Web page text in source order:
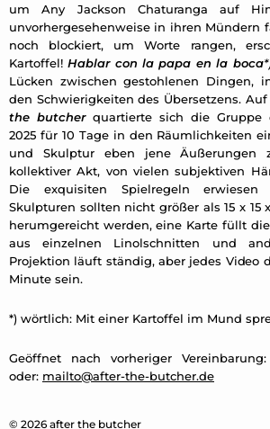
um Any Jackson Chaturanga auf
unvorhergesehenweise in ihren Mündern
noch blockiert, um Worte rangen,
Kartoffel!Hablar con la papa en la boca
Lücken zwischen gestohlenen Dingen,
den Schwierigkeiten des Übersetzens.
the butcher quartierte sich die Gruppe
2025 für 10 Tage in den Räumlichkeiten
und Skulptur eben jene Äußerungen
kollektiver Akt, von vielen subjektiven
Die exquisiten Spielregeln
Skulpturen sollten nicht größer als 15 x 15
herumgereicht werden, eine Karte füllt
aus einzelnen Linolschnitten und
Projektion läuft ständig, aber jedes Video
Minute sein.
*) wörtlich: Mit einer Kartoffel im Mund
Geöffnet nach vorheriger
oder: mailto@after-the-butcher.de
© 2026 after the butcher